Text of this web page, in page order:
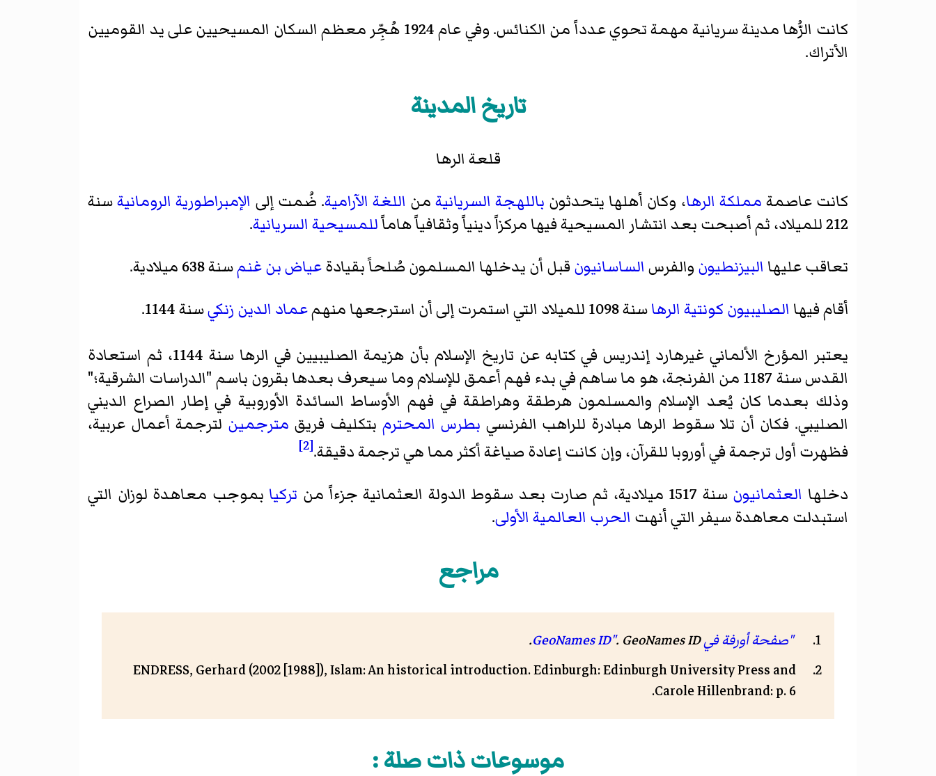
كانت الرُّها مدينة سريانية مهمة تحوي عدداً من الكنائس. وفي عام 1924 هُجِّر معظم السكان المسيحيين على يد
القوميين
الأتراك.
تاريخ المدينة
قلعة الرها
كانت عاصمة مملكة الرها، وكان أهلها يتحدثون باللهجة السريانيةمن اللغة الآرامية. ضُمت إلى الإمبراطورية الرومانيةسنة
212 للميلاد، ثم أصبحت بعد انتشار المسيحية فيها مركزاً دينياً وثقافياً هاماً
للمسيحية السريانية.
تعاقب عليها البيزنطيون والفرس الساسانيون قبل أن يدخلها المسلمون صُلحاً بقيادةعياض بن غنمسنة 638 ميلادية.
أقام فيها الصليبيون كونتية الرهاسنة 1098 للميلاد التي استمرت إلى أن استرجعها منهم عماد الدين زنكيسنة 1144.
يعتبر المؤرخ الألماني غيرهارد إندريس
في كتابه عن تاريخ الإسلام بأن هزيمة الصليبيين في الرها سنة 1144، ثم استعادة
القدس سنة 1187 من الفرنجة، هو ما ساهم في بدء فهم أعمق للإسلام وما سيعرف بعدها بقرون باسم "الدراسات الشرقية؛"
وذلك بعدما كان يُعد الإسلام والمسلمون هرطقة وهراطقة في فهم الأوساط السائدة الأوروبية في إطار الصراع الديني
الصليبي. فكان أن تلا سقوط الرها مبادرة للراهب الفرنسي بطرس المحترم بتكليف فريق مترجمين لترجمة أعمال عربية،
فظهرت أول ترجمة في أوروبا للقرآن، وإن كانت إعادة صياغة أكثر مما هي ترجمة دقيقة.[2]
دخلها العثمانيون سنة 1517 ميلادية، ثم صارت بعد سقوط الدولة العثمانية جزءاً من تركيا بموجب معاهدة لوزان التي
استبدلت معاهدة سيفر التي أنهت الحرب العالمية الأولى.
مراجع
"صفحة أورفة في GeoNames ID" . GeoNames ID
.
ENDRESS, Gerhard (2002 [1988]), Islam: An historical introduction. Edinburgh: Edinburgh University Press and
Carole Hillenbrand: p. 6.
موسوعات ذات صلة :